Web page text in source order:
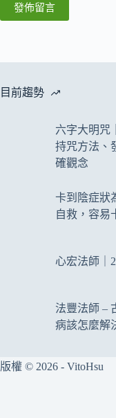
發佈留言
目前趨勢
六字大明咒
持咒方法、
確觀念
卡到陰症狀
自救，容易
心宏法師｜
法豐法師 –
病該怎麼解
版權 © 2026 - VitoHsu